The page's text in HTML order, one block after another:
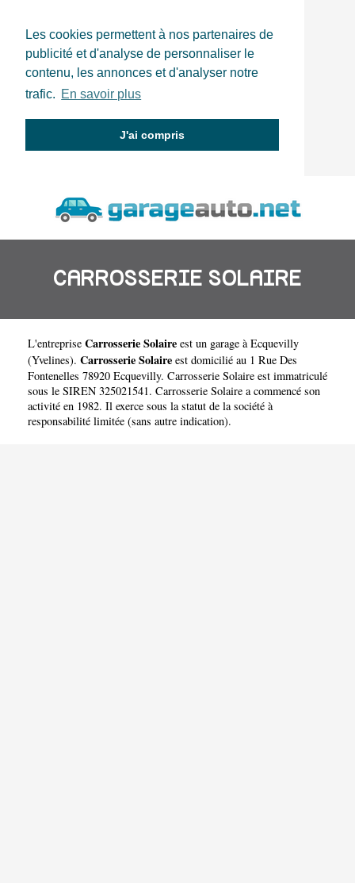
Les cookies permettent à nos partenaires de
publicité et d'analyse de personnaliser le
contenu, les annonces et d'analyser notre
trafic. En savoir plus
J'ai compris
CARROSSERIE SOLAIRE
L'entreprise Carrosserie Solaire est un garage à Ecquevilly
(Yvelines). Carrosserie Solaire est domicilié au 1 Rue Des
Fontenelles 78920 Ecquevilly. Carrosserie Solaire est immatriculé
sous le SIREN 325021541. Carrosserie Solaire a commencé son
activité en 1982. Il exerce sous la statut de la société à
responsabilité limitée (sans autre indication).